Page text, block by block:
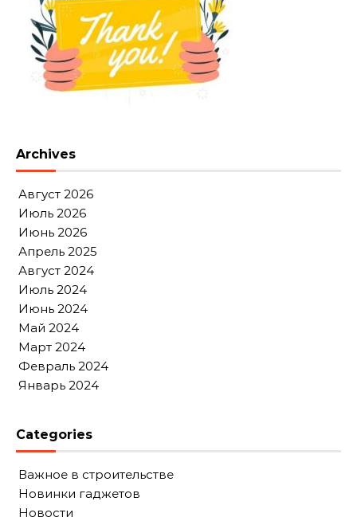
Archives
Август 2026
Июль 2026
Июнь 2026
Апрель 2025
Август 2024
Июль 2024
Июнь 2024
Май 2024
Март 2024
Февраль 2024
Январь 2024
Categories
Важное в строительстве
Новинки гаджетов
Новости